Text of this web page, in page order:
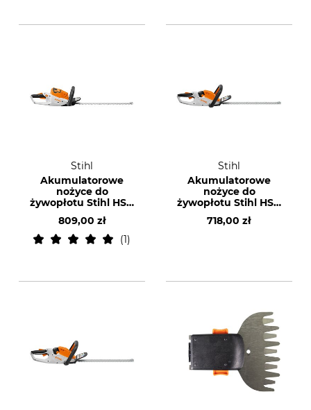
Stihl
Akumulatorowe
nożyce do
żywopłotu Stihl HSA
50 bez akumulatora
i ładowarki
809,00 zł
1
Stihl
Akumulatorowe
nożyce do
żywopłotu Stihl HSA
40 bez akumulatora
i ładowarki
718,00 zł